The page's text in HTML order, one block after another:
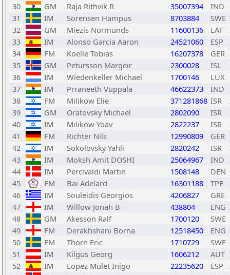
30
GM Raja Rithvik R 35007394 IND
31
IM Sorensen Hampus 8703884 SWE
32
GM Miezis Normunds 11600136 LAT
33
IM Alonso Garcia Aaron 24521060 ESP
34
FM Koelle Tobias 16207378 GER
35
GM Petursson Margeir 2300028 ISL
36
IM Wiedenkeller Michael 1700146 LUX
37
IM Prraneeth Vuppala 46622373 IND
38
FM Milikow Elie 371281868 ISR
39
GM Oratovsky Michael 2802090 ISR
40
IM Milikow Yoav 2822237 ISR
41
FM Richter Nils 12990809 GER
42
IM Sokolovsky Yahli 2820242 ISR
43
IM Moksh Amit DOSHI 25064967 IND
44
IM Percivaldi Martin 1508148 DEN
45
FM Bai Adelard 16301188 TPE
46
IM Souleidis Georgios 4206827 GRE
47
IM Willow Jonah B 438804 ENG
48
GM Akesson Ralf 1700120 SWE
49
FM Derakhshani Borna 12518450 ENG
50
FM Thorn Eric 1710729 SWE
51
IM Kilgus Georg 1606212 AUT
52
IM Lopez Mulet Inigo 22235620 ESP